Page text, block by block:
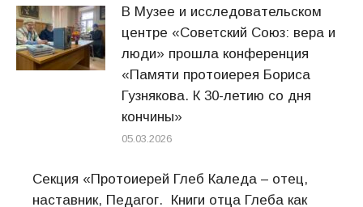
В Музее и исследовательском
центре «Советский Союз: вера и
люди» прошла конференция
«Памяти протоиерея Бориса
Гузнякова. К 30-летию со дня
кончины»
05.03.2026
Секция «Протоиерей Глеб Каледа – отец,
наставник, Педагог. Книги отца Глеба как